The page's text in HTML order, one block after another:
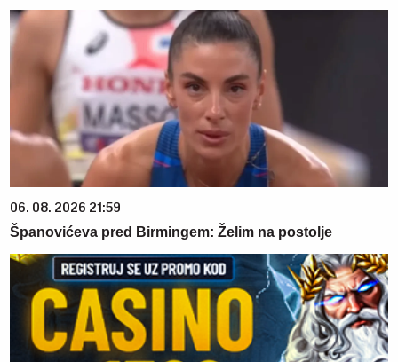
06. 08. 2026 21:59
Španovićeva pred Birmingem: Želim na postolje